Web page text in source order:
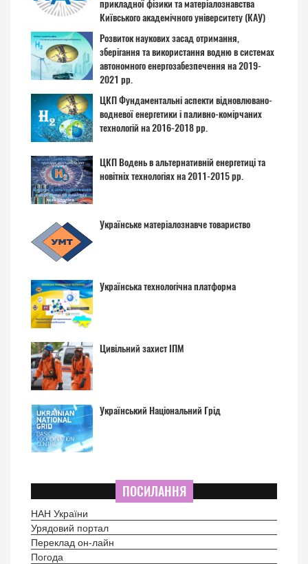
прикладної фізики та матеріалознавства
Київського академічного університету (КАУ)
Розвиток наукових засад отримання,
зберігання та використання водню в системах
автономного енергозабезпечення на 2019-
2021 рр.
ЦКП Фундаментальні аспекти відновлювано-
водневої енергетики і паливно-комірчаних
технологій на 2016-2018 рр.
ЦКП Водень в альтернативній енергетиці та
новітніх технологіях на 2011-2015 рр.
Українське матеріалознавче товариство
Українська технологічна платформа
Цивільний захист ІПМ
Український Національний Грід
ПОСИЛАННЯ
НАН України
Урядовий портал
Переклад он-лайн
Погода